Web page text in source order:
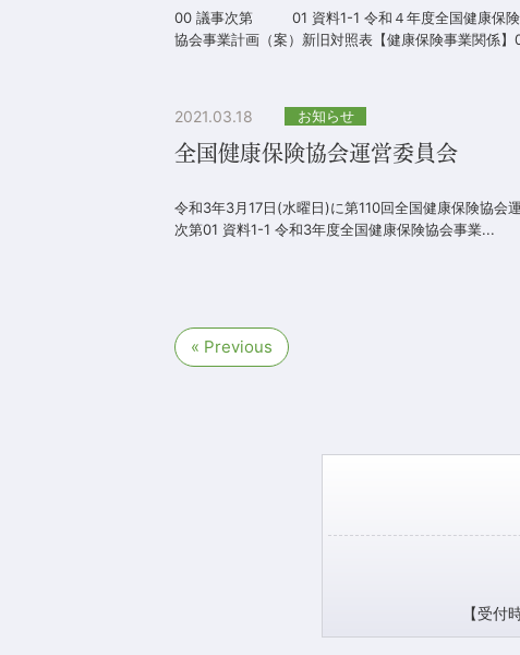
00 議事次第 01 資料1-1 令和４年度全国健康保険
協会事業計画（案）新旧対照表【健康保険事業関係
2021.03.18 お知らせ
全国健康保険協会運営委員会
令和3年3月17日(水曜日)に第110回全国健康保険協
次第01 資料1-1 令和3年度全国健康保険協会事業...
« Previous
【受付